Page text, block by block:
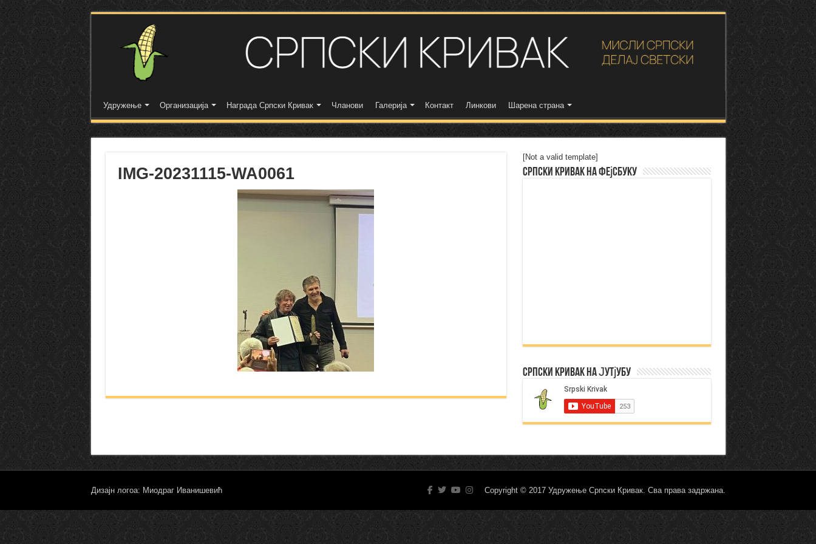
Удружење Организација Награда Српски Кривак Чланови Галерија Контакт Линкови Шарена страна
IMG-20231115-WA0061
[Not a valid template]
Српски Кривак на Фејсбуку
Српски Кривак на Јутјубу
Copyright © 2017 Удружење Српски Кривак. Сва права задржана.
Дизајн логоа: Миодраг Иванишевић